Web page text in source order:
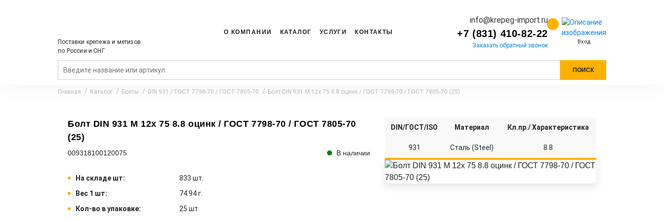
Поставки крепежа и метизов
по России и СНГ
О КОМПАНИИ КАТАЛОГ УСЛУГИ КОНТАКТЫ
info@krepeg-import.ru
+7 (831) 410-82-22
Заказать обратный звонок Вход
ПОИСК
Главная Каталог Болты DIN 931 / ГОСТ 7798-70 / ГОСТ 7805-70 Болт DIN 931 M 12x 75 8.8 оцинк / ГОСТ 7798-70 / ГОСТ 7805-70 (25)
Болт DIN 931 M 12x 75 8.8 оцинк / ГОСТ 7798-70 / ГОСТ 7805-70
(25)
009318100120075 В наличии
На складе шт:
833 шт.
Вес 1 шт:
74.94 г.
Кол-во в упаковке:
25 шт.
DIN/ГОСТ/ISO Материал Кл.пр./ Характеристика
931 Сталь (Steel) 8.8